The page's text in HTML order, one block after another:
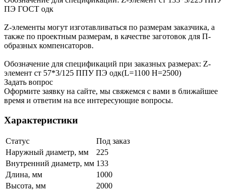
ПЭ ГОСТ одк
Z-элементы могут изготавливаться по размерам заказчика, а
также по проектным размерам, в качестве заготовок для П-
образных компенсаторов.
Обозначение для спецификаций при заказных размерах: Z-
элемент ст 57*3/125 ППУ ПЭ одк(L=1100 H=2500)
Задать вопрос
Оформите заявку на сайте, мы свяжемся с вами в ближайшее
время и ответим на все интересующие вопросы.
Характеристики
Статус
Под заказ
Наружный диаметр, мм
225
Внутренний диаметр, мм 133
Длина, мм
1000
Высота, мм
2000